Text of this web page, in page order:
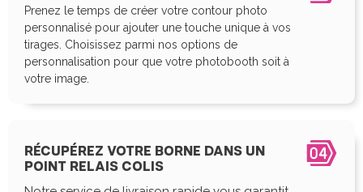
Prenez le temps de créer votre contour photo
personnalisé pour ajouter une touche unique à vos
tirages. Choisissez parmi nos options de
personnalisation pour que votre photobooth soit à
votre image.
RÉCUPÉREZ VOTRE BORNE DANS UN
POINT RELAIS COLIS